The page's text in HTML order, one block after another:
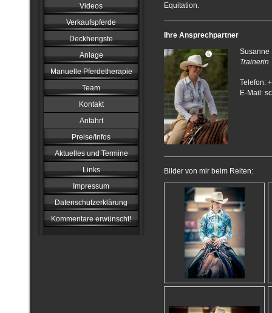
Videos
Verkaufspferde
Deckhengste
Anlage
Manuelle Pferdetherapie
Team
Kontakt
Anfahrt
Preise/Infos
Aktuelles und Termine
Links
Impressum
Datenschutzerklärung
Kommentare erwünscht!
Equitation.
Ihre Ansprechpartner
Susanne
Trainerin
Telefon:
E-Mail:
Bilder von mir beim Reiten: